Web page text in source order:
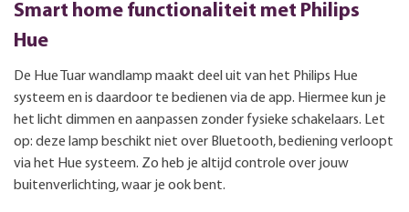
Smart home functionaliteit met Philips
Hue
De Hue Tuar wandlamp maakt deel uit van het Philips Hue
systeem en is daardoor te bedienen via de app. Hiermee kun je
het licht dimmen en aanpassen zonder fysieke schakelaars. Let
op: deze lamp beschikt niet over Bluetooth, bediening verloopt
via het Hue systeem. Zo heb je altijd controle over jouw
buitenverlichting, waar je ook bent.